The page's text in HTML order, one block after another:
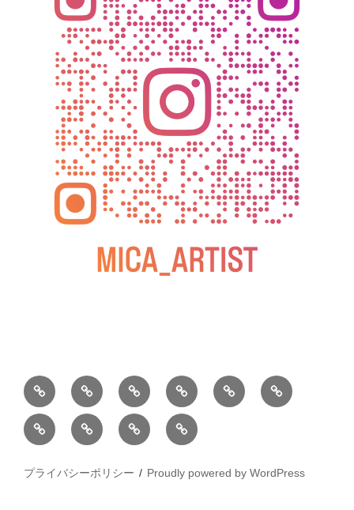
BLOG
教
室
の
ご
お
問
い
合
動
画
過
去
展
2025
松
座
松
屋
小
松
2026
年
2025
年
プライバシーポリシー Proudly powered by WordPress